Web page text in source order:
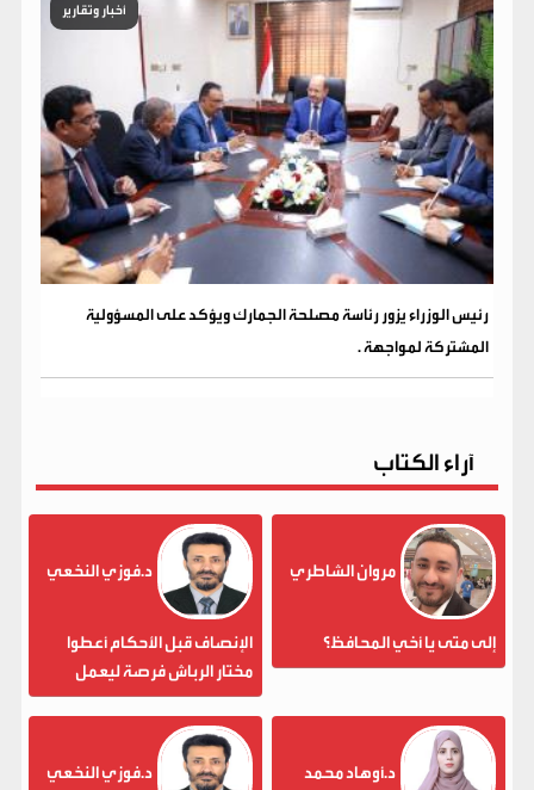
أخبار وتقارير
رئيس الوزراء يزور رئاسة مصلحة الجمارك ويؤكد على المسؤولية
المشتركة لمواجهة .
آراء الكتاب
مروان الشاطري
إلى متى يا أخي المحافظ؟
د.فوزي النخعي
الإنصاف قبل الأحكام أعطوا
مختار الرباش فرصة ليعمل
د.أوهاد محمد د.فوزي النخعي